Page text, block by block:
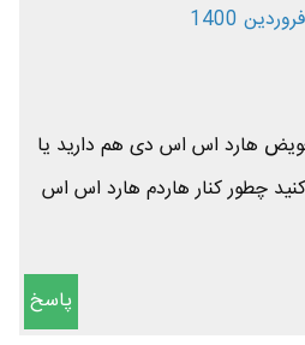
هارد اس اس دی هم دارید یا
چطور کنار هاردم هارد اس اس
پاسخ